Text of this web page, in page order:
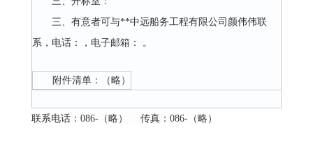
三、有意者可与**中远船务工程有限公司颜伟伟联
系，电话：，电子邮箱： 。
附件清单：（略）
联系电话：086-（略） 传真：086-（略）